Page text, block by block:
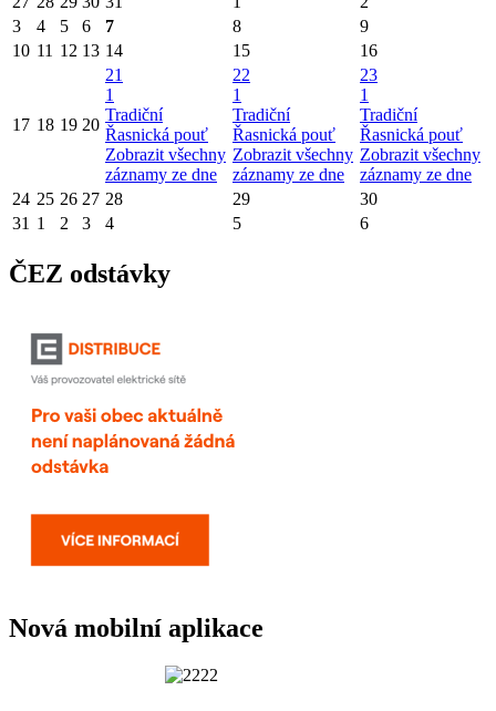
3
4 5 6 7 8
9
10 11 12 13 14 15 16
17 18 19 20
21
1
Tradiční
Řasnická pouť
Zobrazit všechny
záznamy ze dne
22
1
Tradiční
Řasnická pouť
Zobrazit všechny
záznamy ze dne
23
1
Tradiční
Řasnická pouť
Zobrazit všechny
záznamy ze dne
24 25 26 27 28 29
30
31 1 2 3 4 5 6
ČEZ odstávky
Nová mobilní aplikace